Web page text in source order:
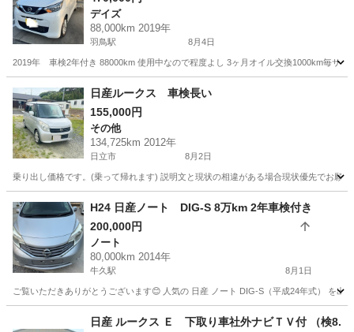
デイズ
88,000km 2019年
羽鳥駅 8月4日
2019年 車検2年付き 88000km 使用中なので程度よし 3ヶ月オイル交換1000km毎サ
茨城 石岡市 羽鳥駅 デイズ
日産ルークス 車検長い
155,000円
その他
134,725km 2012年
日立市 8月2日
乗り出し価格です。(乗って帰れます) 説明文と現状の相違がある場合現状優先でお願
茨城 日立市 その他
H24 日産ノート DIG-S 8万km 2年車検付き
200,000円
ノート
80,000km 2014年
牛久駅 8月1日
ご覧いただきありがとうございます😊 人気の 日産 ノート DIG-S（平成24年式）
牛久駅 ノート 車両
日産 ルークス Ｅ 下取り車社外ナビＴＶ付 （検8.